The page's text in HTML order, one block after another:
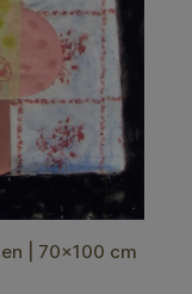
| 70×100 cm